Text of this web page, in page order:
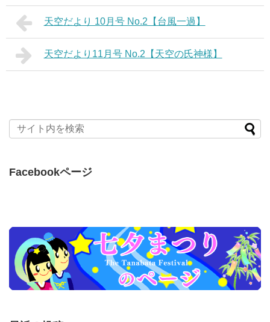
天空だより 10月号 No.2【台風一過】
天空だより11月号 No.2【天空の氏神様】
Facebookページ